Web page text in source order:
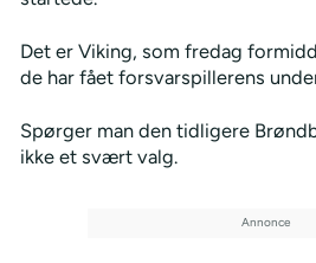
Det er Viking, som fredag
de har fået forsvarspillerens
Spørger man den tidligere
ikke et svært valg.